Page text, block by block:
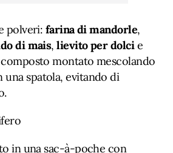
polveri:farina di mandorle ,
di mais ,lievito per dolcie
montato mescolando
spatola, evitando di